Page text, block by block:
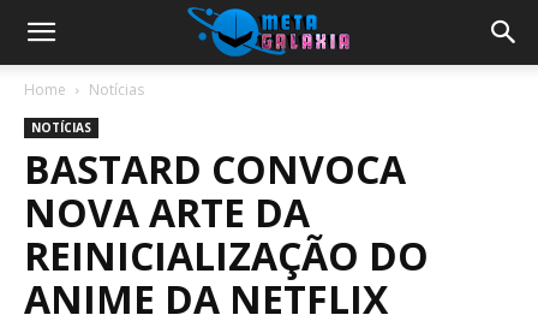
Home Notícias
NOTÍCIAS
BASTARD CONVOCA
NOVA ARTE DA
REINICIALIZAÇÃO DO
ANIME DA NETFLIX